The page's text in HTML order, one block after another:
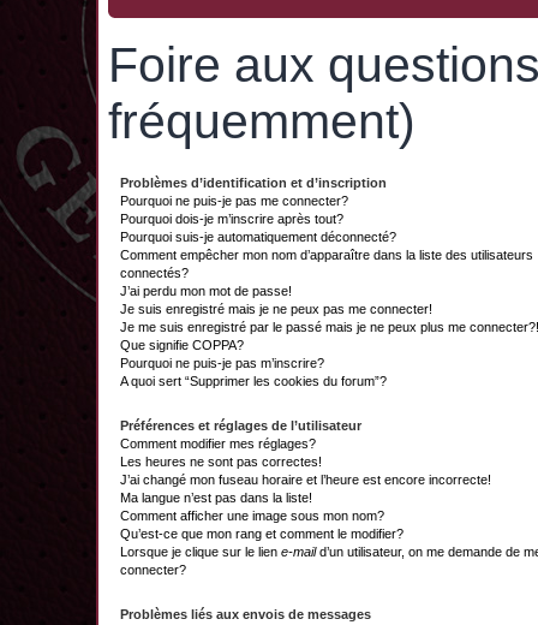
Foire aux
fréquemment)
Problèmes d’identification et d’inscription
Pourquoi ne puis-je pas me connecter?
Pourquoi dois-je m’inscrire après tout?
Pourquoi suis-je automatiquement déconnecté?
Comment empêcher mon nom d’apparaître dans la liste des utilisateurs
connectés?
J’ai perdu mon mot de passe!
Je suis enregistré mais je ne peux pas me connecter!
Je me suis enregistré par le passé mais je ne peux plus me connecter?!
Que signifie COPPA?
Pourquoi ne puis-je pas m’inscrire?
A quoi sert “Supprimer les cookies du forum”?
Préférences et réglages de l’utilisateur
Comment modifier mes réglages?
Les heures ne sont pas correctes!
J’ai changé mon fuseau horaire et l’heure est encore incorrecte!
Ma langue n’est pas dans la liste!
Comment afficher une image sous mon nom?
Qu’est-ce que mon rang et comment le modifier?
Lorsque je clique sur le lien e-maild’un utilisateur, on me demande de
connecter?
Problèmes liés aux envois de messages